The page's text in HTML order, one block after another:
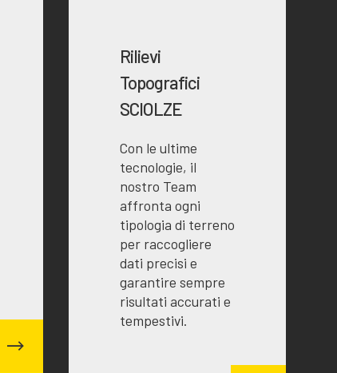
Rilievi
Topografici
SCIOLZE
Con le ultime
tecnologie, il
nostro Team
affronta ogni
tipologia di terreno
per raccogliere
dati precisi e
garantire sempre
risultati accurati e
tempestivi.